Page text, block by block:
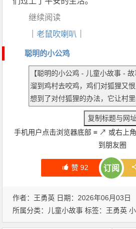
继续阅读
｜老鼠吹喇叭
聪明的小公鸡
手机用户点击浏览器底部 ≡ ↗ 或右上角
到朋友圈
赞92 订阅
作者：王勇英 日期：2026年06月03日
所属分类： 儿童小故事 标签： 王勇英